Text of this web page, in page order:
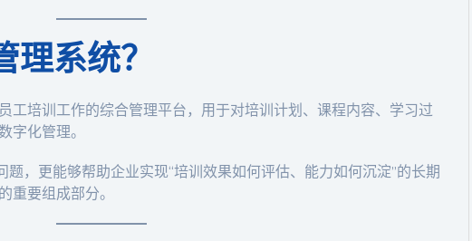
系统？
工培训工作的综合管理平台，用于对培训计划、课程内容、学习过
字化管理。
题，更能够帮助企业实现“培训效果如何评估、能力如何沉淀”的长期
重要组成部分。